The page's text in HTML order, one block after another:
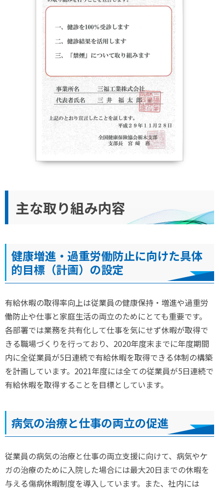
主な取り組み内容
健康増進・過重労働防止に向けた具体
的目標（計画）の設定
有給休暇の取得率向上は従業員の健康保持・増進や過重労
働防止や仕事と家庭生活の両立のためにとても重要です。
各部署では業務を共有化して仕事を気にせず休暇が取得で
きる職場づくりを行っており、2020年度末までに年度期間
内に全従業員が5日連続で有給休暇を取得できる体制の構築
を計画しています。2021年度には全ての従業員が5日連続で
有給休暇を取得することを目標としています。
病気の治療と仕事の両立の促進
従業員の病気の治療と仕事の両立支援に向けて、病気やケ
ガの治療のために入院した場合には最大20日までの休暇を
与える傷病休暇制度を導入しています。また、社内には